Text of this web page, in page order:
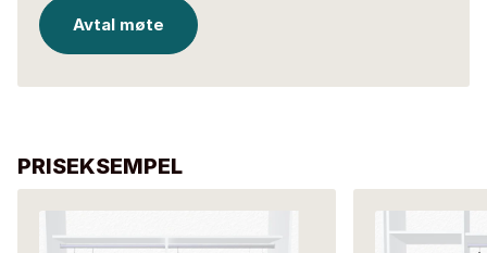
Avtal møte
PRISEKSEMPEL